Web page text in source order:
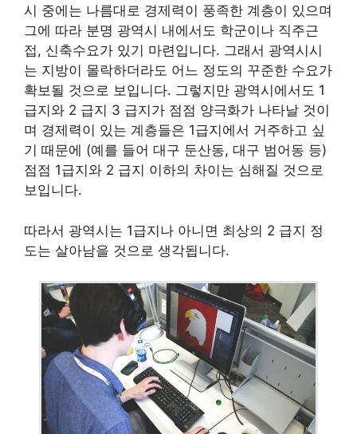
시 중에는 나름대로 경제력이 풍족한 계층이 있으며
그에 따라 분명 광역시 내에서도 학군이나 직주근
접, 신축수요가 있기 마련입니다. 그래서 광역시시
는 지방이 몰락하더라도 어느 정도의 꾸준한 수요가
확보될 것으로 보입니다. 그렇지만 광역시에서도 1
급지와 2 급지 3 급지가 점점 양극화가 나타날 것이
며 경제력이 있는 계층들은 1급지에서 거주하고 싶
기 때문에 (예를 들어 대구 둔산동, 대구 범어동 등)
점점 1급지와 2 급지 이하의 차이는 심해질 것으로
보입니다.
따라서 광역시는 1급지나 아니면 최상의 2 급지 정
도는 살아남을 것으로 생각됩니다.